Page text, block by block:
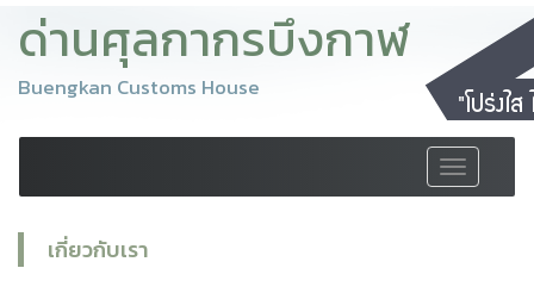
ด่านศุลกากรบึงกาฬ
Buengkan Customs House
Toggle
navigation
เกี่ยวกับเรา